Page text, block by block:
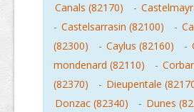
Canals (82170)
-
- Castelsarrasin (82100) -
(82300)
- Caylus (82160) -
mondenard (82110)
-
(82370)
- Dieupentale
Donzac (82340)
- Dunes